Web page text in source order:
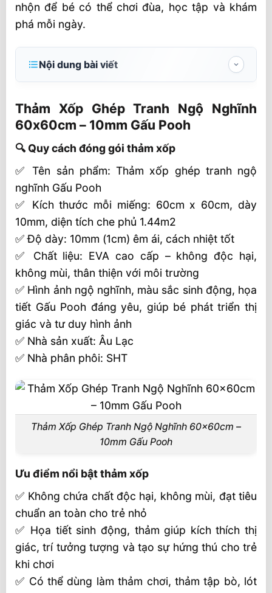
nhộn để bé có thể chơi đùa, học tập và khám
phá mỗi ngày.
Nội dung bài viết
60x60cm – 10mm Gấu Pooh
🔍 Quy cách đóng gói thảm xốp
Ưu điểm nổi bật thảm xốp
SHT – Nhà cung cấp thảm xốp EVA trên
toàn quốc
🎯 Liên hệ mua hàng tại SHT
Thảm Xốp Ghép Tranh Ngộ Nghĩnh
60x60cm – 10mm Gấu Pooh
🔍 Quy cách đóng gói thảm xốp
✅ Tên sản phẩm: Thảm xốp ghép tranh ngộ
nghĩnh Gấu Pooh
✅ Kích thước mỗi miếng: 60cm x 60cm, dày
10mm, diện tích che phủ 1.44m2
✅ Độ dày: 10mm (1cm) êm ái, cách nhiệt tốt
✅ Chất liệu: EVA cao cấp – không độc hại,
không mùi, thân thiện với môi trường
✅ Hình ảnh ngộ nghĩnh, màu sắc sinh động, họa
tiết Gấu Pooh đáng yêu, giúp bé phát triển thị
giác và tư duy hình ảnh
✅ Nhà sản xuất: Âu Lạc
✅ Nhà phân phôi: SHT
Thảm Xốp Ghép Tranh Ngộ Nghĩnh 60x60cm –
10mm Gấu Pooh
Ưu điểm nổi bật thảm xốp
✅ Không chứa chất độc hại, không mùi, đạt tiêu
chuẩn an toàn cho trẻ nhỏ
✅ Họa tiết sinh động, thảm giúp kích thích thị
giác, trí tưởng tượng và tạo sự hứng thú cho trẻ
khi chơi
✅ Có thể dùng làm thảm chơi, thảm tập bò, lót